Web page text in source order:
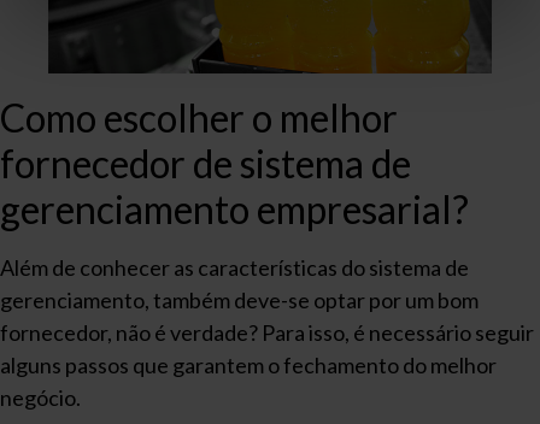
Como escolher o melhor
fornecedor de sistema de
gerenciamento empresarial?
Além de conhecer as características do sistema de
gerenciamento, também deve-se optar por um bom
fornecedor, não é verdade? Para isso, é necessário seguir
alguns passos que garantem o fechamento do melhor
negócio.